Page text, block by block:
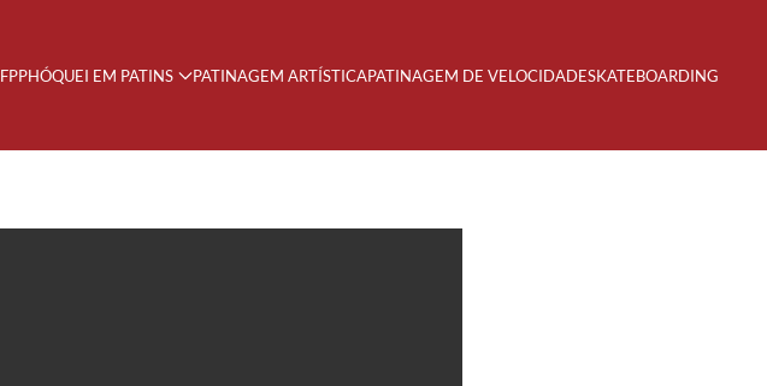
FPPHÓQUEI EM PATINS PATINAGEM ARTÍSTICAPATINAGEM DE VELOCIDADESKATEBOARDING